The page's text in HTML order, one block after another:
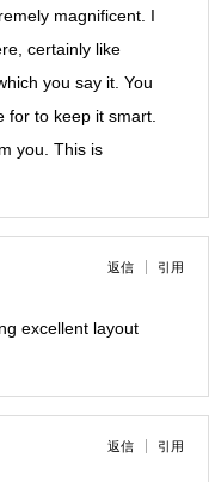
magnificent. I
certainly like
you say it. You
for to keep it smart.
you. This is
返信 引用
excellent layout
返信 引用